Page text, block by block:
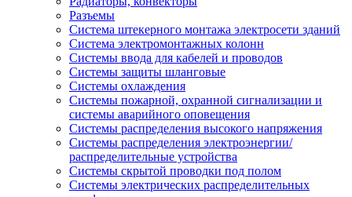
Разъемы
Система штекерного монтажа электросети зданий
Система электромонтажных колонн
Системы ввода для кабелей и проводов
Системы защиты шланговые
Системы охлаждения
Системы пожарной, охранной сигнализации и
системы аварийного оповещения
Системы распределения высокого напряжения
Системы распределения электроэнергии/
распределительные устройства
Системы скрытой проводки под полом
Системы электрических распределительных